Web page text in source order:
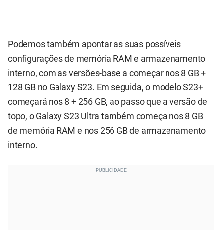
Podemos também apontar as suas possíveis
configurações de memória RAM e armazenamento
interno, com as versões-base a começar nos 8 GB +
128 GB no Galaxy S23. Em seguida, o modelo S23+
começará nos 8 + 256 GB, ao passo que a versão de
topo, o Galaxy S23 Ultra também começa nos 8 GB
de memória RAM e nos 256 GB de armazenamento
interno.